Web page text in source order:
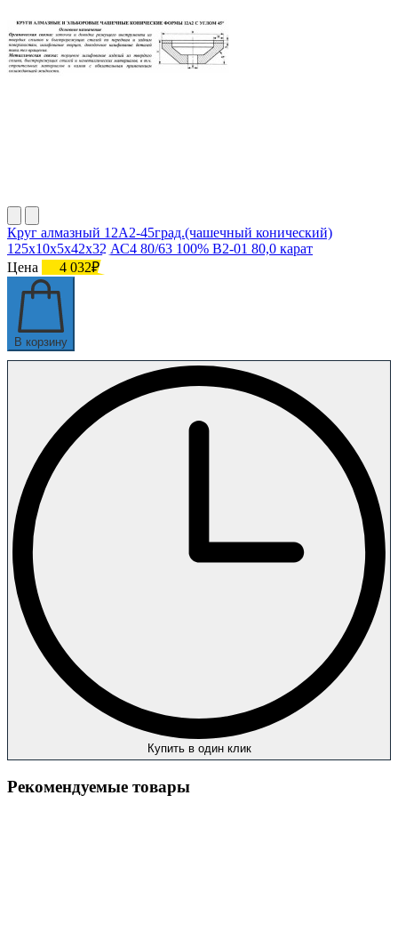
Круг алмазный 12А2-45град.(чашечный конический)
125х10х5х42х32 АС4 80/63 100% В2-01 80,0 карат
Цена
4 032₽
В корзину
Купить в один клик
Рекомендуемые товары